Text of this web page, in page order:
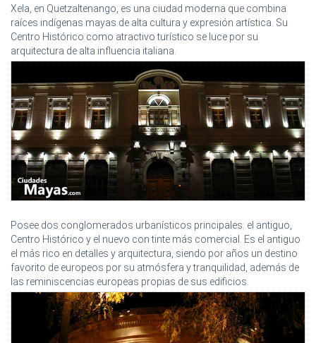
Xela, en Quetzaltenango, es una ciudad moderna que combina
raíces indígenas mayas de alta cultura y expresión artística. Su
Centro Histórico como atractivo turístico se luce por su
arquitectura de alta influencia italiana.
Posee dos conglomerados urbanísticos principales: el antiguo,
Centro Histórico y el nuevo con tinte más comercial. Es el antiguo
el más rico en detalles y arquitectura, siendo por años un destino
favorito de europeos por su atmósfera y tranquilidad, además de
las reminiscencias europeas propias de sus edificios.